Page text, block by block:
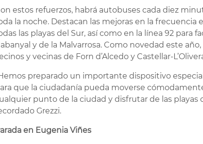
estos refuerzos, habrá autobuses cada diez
la noche. Destacan las mejoras en la frecuencia
las playas del Sur, así como en la línea 92 para
y de la Malvarrosa. Como novedad este
y vecinas de Forn d’Alcedo y Castellar-
preparado un importante dispositivo
que la ciudadanía pueda moverse
punto de la ciudad y disfrutar de las playas
Grezzi.
en Eugenia Viñes